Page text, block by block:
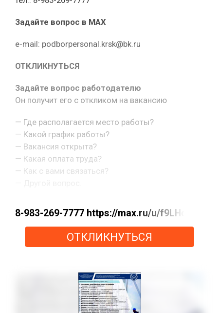
Задайте вопрос в MAX
e-mail: podborpersonal.krsk@bk.ru
ОТКЛИКНУТЬСЯ
Задайте вопрос работодателю
Он получит его с откликом на вакансию
— Где располагается место работы?
— Какой график работы?
— Вакансия открыта?
— Какая оплата труда?
— Как с вами связаться?
8-983-269-7777 https://max.ru/u/
ОТКЛИКНУТЬСЯ